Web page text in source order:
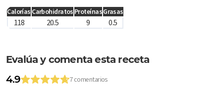
Calorías Carbohidratos ProteínasGrasas
118 20.5 9 0.5
Evalúa y comenta esta receta
4.9
7 comentarios